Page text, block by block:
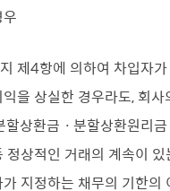
제4항에 의하여 차입자가
을 상실한 경우라도, 회
할상환금ㆍ분할상환원리
정상적인 거래의 계속이 있
지정하는 채무의 기한의